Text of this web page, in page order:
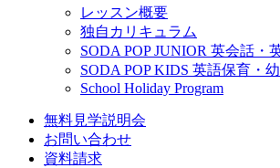
レッスン概要
独自カリキュラム
SODA POP JUNIOR 英会話・
SODA POP KIDS 英語保育・
School Holiday Program
無料見学説明会
お問い合わせ
資料請求